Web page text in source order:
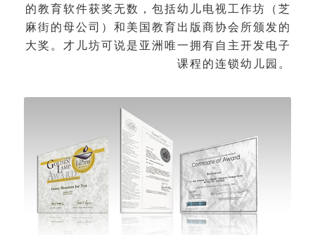
的教育软件获奖无数，包括幼儿电视工作坊（芝
麻街的母公司）和美国教育出版商协会所颁发的
大奖。才儿坊可说是亚洲唯一拥有自主开发电子
课程的连锁幼儿园。